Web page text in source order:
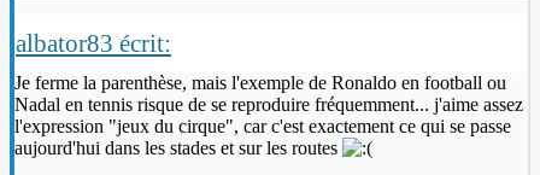
albator83 écrit:
Je ferme la parenthèse, mais l'exemple de Ronaldo en football ou
Nadal en tennis risque de se reproduire fréquemment... j'aime assez
l'expression "jeux du cirque", car c'est exactement ce qui se passe
aujourd'hui dans les stades et sur les routes